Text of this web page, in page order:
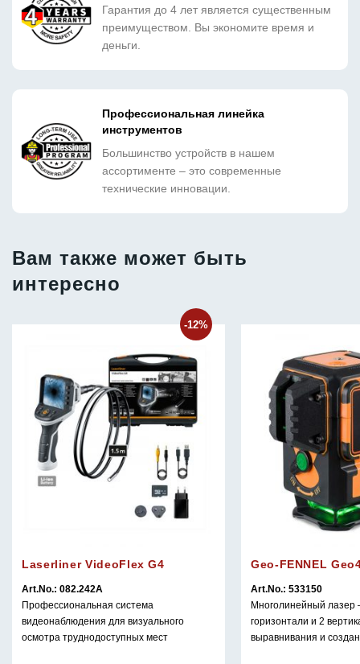
Гарантия до 4 лет является существенным
преимуществом. Вы экономите время и
деньги.
Профессиональная линейка
инструментов
Большинство устройств в нашем
ассортименте – это современные
технические инновации.
Вам также может быть
интересно
-12%
Laserliner VideoFlex G4
Art.No.: 082.242A
Профессиональная система
видеонаблюдения для визуального
осмотра труднодоступных мест
Geo-FENNEL
Art.No.: 533150
Многолинейный лазер
горизонтали и 2
выравнивания и